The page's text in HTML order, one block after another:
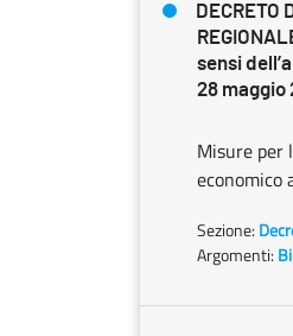
DECRETO
sensi
28 maggio
Misure per
economico
Sezione:
Argomenti: